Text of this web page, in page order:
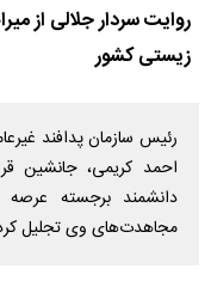
روایت سردار جلالی از
زیستی کشور
رئیس سازمان پدافند
احمد کریمی، جانشین
دانشمند برجسته
مجاهدت‌های وی تجلیل